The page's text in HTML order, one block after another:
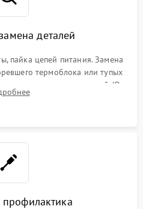
деталей
пайка цепей питания. Замена
термоблока или тупых
уплотнителей (O-
для надежного устранения